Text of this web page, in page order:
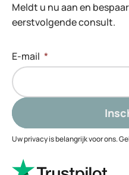
Meldt u nu aan en
eerstvolgende consult.
E-mail *
Uw privacy is belangrijk voor ons.